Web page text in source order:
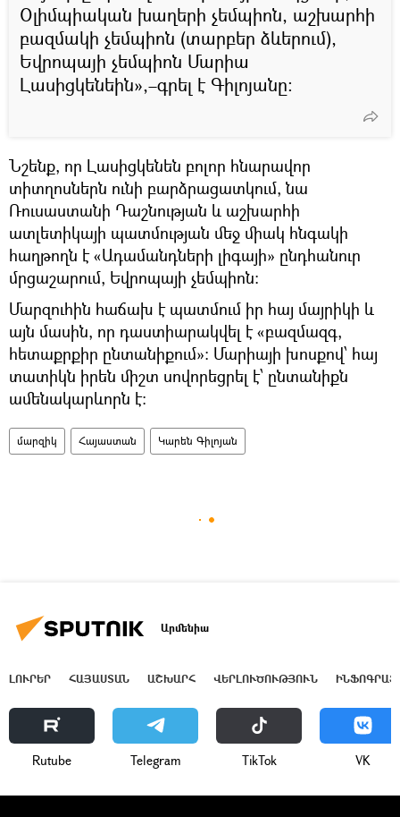
Օլիմպիական խաղերի չեմպիոն, աշխարհի
բազմակի չեմպիոն (տարբեր ձևերում),
Եվրոպայի չեմպիոն Մարիա
Լասիցկենեին»,–գրել է Գիլոյանը։
Նշենք, որ Լասիցկենեն բոլոր հնարավոր
տիտղոսներն ունի բարձրացատկում, նա
Ռուսաստանի Դաշնության և աշխարհի
ատլետիկայի պատմության մեջ միակ հնգակի
հաղթողն է «Ադամանդների լիգայի» ընդհանուր
մրցաշարում, Եվրոպայի չեմպիոն:
Մարզուհին հաճախ է պատմում իր հայ մայրիկի և
այն մասին, որ դաստիարակվել է «բազմազգ,
հետաքրքիր ընտանիքում»: Մարիայի խոսքով՝ հայ
տատիկն իրեն միշտ սովորեցրել է՝ ընտանիքն
ամենակարևորն է։
մարզիկ Հայաստան Կարեն Գիլոյան
Արմենիա
ԼՈՒՐԵՐ ՀԱՅԱՍՏԱՆ ԱՇԽԱՐՀ ՎԵՐԼՈՒԾՈՒԹՅՈՒՆ
Rutube Telegram ТikТоk VK